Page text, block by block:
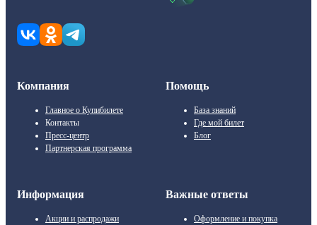
Компания
Главное о Купибилете
Контакты
Пресс-центр
Партнерская программа
Помощь
База знаний
Где мой билет
Блог
Информация
Акции и распродажи
Важные ответы
Оформление и покупка